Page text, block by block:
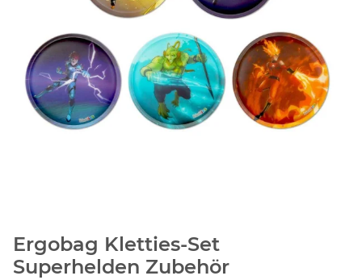
Ergobag Kletties-Set
Superhelden Zubehör